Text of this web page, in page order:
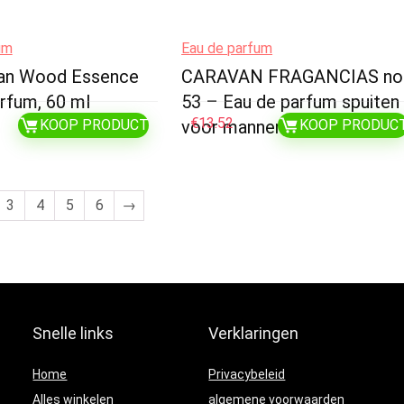
Wood Essence
60 ml
KOOP PRODUCT
Eau de parfum
CARAVAN FRAGANCIAS no
53 – Eau de parfum spuiten
voor mannen – 150 ml
€13.52 KOOP
3 4 5 6 →
Snelle links
Home
Alles winkelen
Verklaringen
Privacybeleid
algemene voorwaarden